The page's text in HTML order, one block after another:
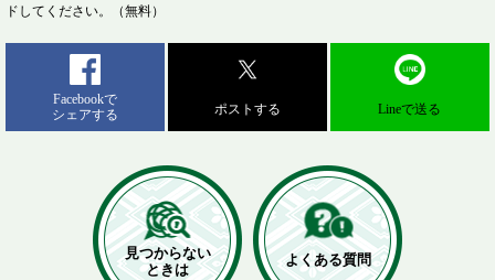
ドしてください。（無料）
Facebookで
シェアする
ポストする Lineで送る
見つからない
ときは
よくある質問